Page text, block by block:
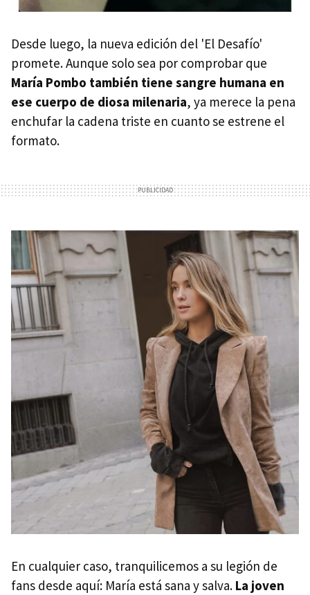
Desde luego, la nueva edición del 'El Desafío'
promete. Aunque solo sea por comprobar que
María Pombo también tiene sangre humana en
ese cuerpo de diosa milenaria, ya merece la pena
enchufar la cadena triste en cuanto se estrene el
formato.
En cualquier caso, tranquilicemos a su legión de
fans desde aquí: María está sana y salva. La joven